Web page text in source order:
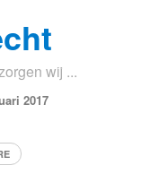
wij ...
2017